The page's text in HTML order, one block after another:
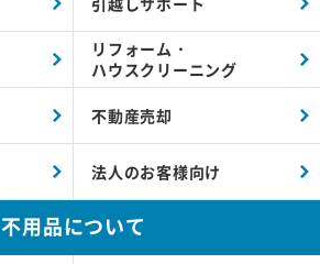
リフォーム・
ハウスクリーニング
不動産売却
法人のお客様向け
不用品について